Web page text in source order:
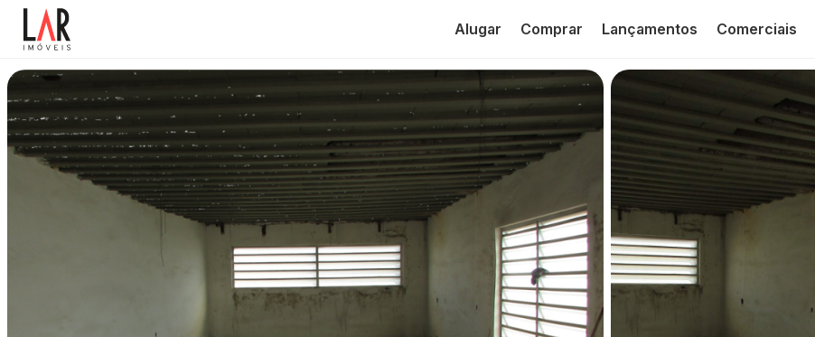
Alugar Comprar Lançamentos Comerciais